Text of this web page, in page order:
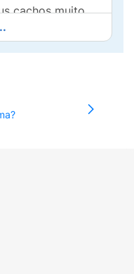
cachos muito
os danos,
a